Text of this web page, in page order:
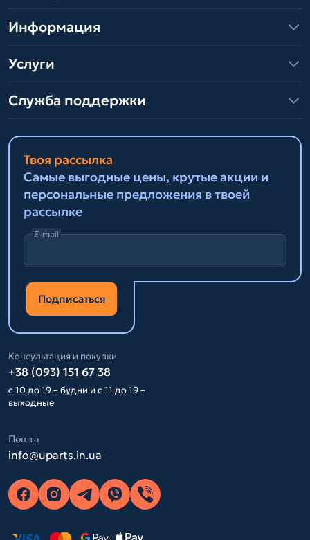
Информация
Услуги
Служба поддержки
Твоя рассылка
Самые выгодные цены, крутые акции и
персональные предложения в твоей
рассылке
E-mail
Подписаться
Консультация и покупки
+38 (093) 151 67 38
с 10 до 19 – будни и с 11 до 19 –
выходные
Пошта
info@uparts.in.ua